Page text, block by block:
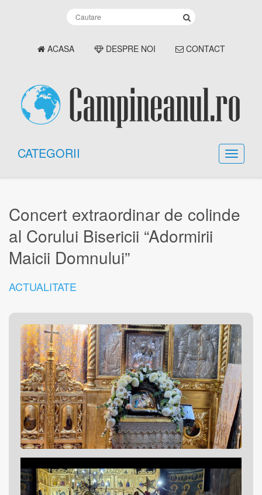
ACASA DESPRE NOI CONTACT
CATEGORII
Concert extraordinar de colinde
al Corului Bisericii “Adormirii
Maicii Domnului”
ACTUALITATE